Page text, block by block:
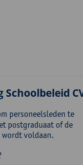
personeelsleden te
postgraduaat of de
wordt voldaan.